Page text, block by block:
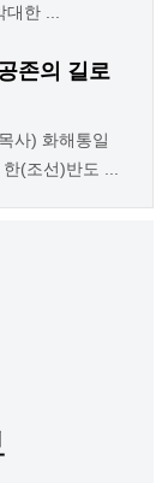
한 ...
존의 길로
사) 화해통일
(조선)반도 ...